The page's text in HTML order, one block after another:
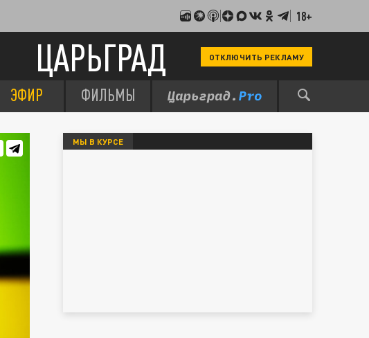
18+
ЦАРЬГРАД ОТКЛЮЧИТЬ РЕКЛАМУ
ЭФИР ФИЛЬМЫ
МЫ В КУРСЕ